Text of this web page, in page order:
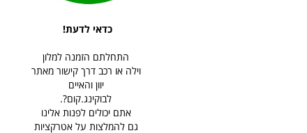
כדאי לדעת!
התחלתם הזמנה למלון
וילה או רכב דרך קישור מאתר
יוון והאיים
לבוקינג.קום?.
אתם יכולים לפנות אלינו
גם להמלצות על אטרקציות